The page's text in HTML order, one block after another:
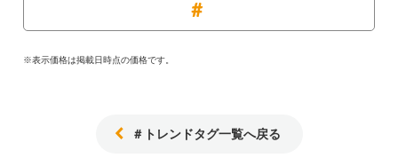
※表示価格は掲載日時点の価格です。
＃トレンドタグ一覧へ戻る